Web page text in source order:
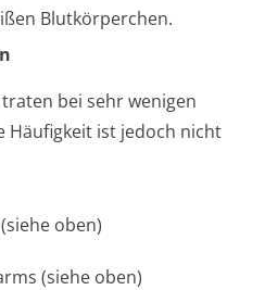
Blutkörperchen.
bei sehr wenigen
Häufigkeit ist jedoch nicht
oben)
(siehe oben)